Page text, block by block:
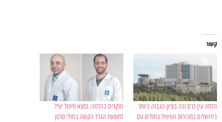
קשור
הדסה עין כרם זכה בציון הגבוה ביותר
בירושלים במהירות הטיפול בחולים עם
חוקרים בהדסה: נמצא טיפול יעיל
לתופעת הגרד הקשה בחולי סרטן